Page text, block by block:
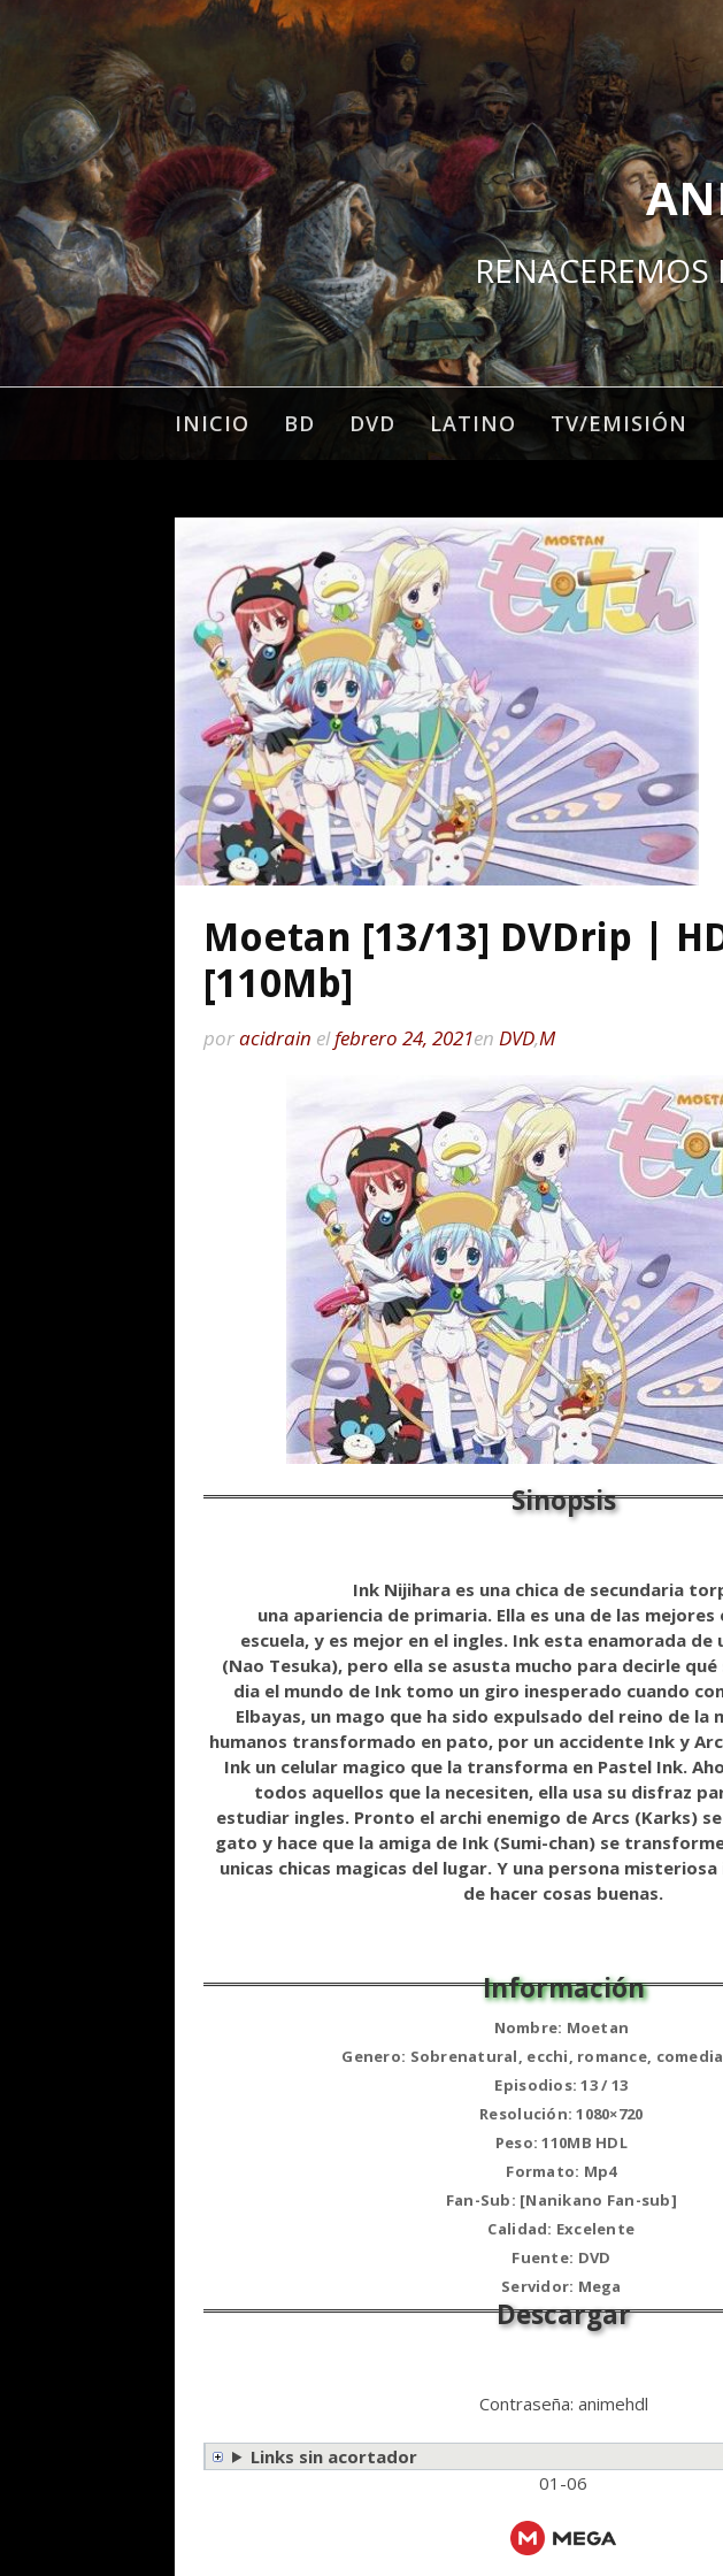
INICIO BD DVD LATINO TV/EMISIÓN
Moetan [13/13] DVDrip |
[110Mb]
poracidrain elfebrero 24, 2021en DVD,M
Ink Nijihara es una chica de secundaria
una apariencia de primaria. Ella es una de las
escuela, y es mejor en el ingles. Ink esta enamorada de
(Nao Tesuka), pero ella se asusta mucho para decirle
dia el mundo de Ink tomo un giro inesperado cuando
Elbayas, un mago que ha sido expulsado del reino de la
humanos transformado en pato, por un accidente Ink y
Ink un celular magico que la transforma en Pastel Ink.
todos aquellos que la necesiten, ella usa su disfraz
estudiar ingles. Pronto el archi enemigo de Arcs (Karks)
gato y hace que la amiga de Ink (Sumi-chan) se
unicas chicas magicas del lugar. Y una persona
de hacer cosas buenas.
Nombre: Moetan
Genero: Sobrenatural, ecchi, romance,
Episodios: 13 / 13
Resolución: 1080×720
Peso: 110MB HDL
Formato: Mp4
Fan-Sub: [Nanikano Fan-sub]
Calidad: Excelente
Fuente: DVD
Servidor: Mega
Contraseña: animehdl
Links sin acortador
01-06